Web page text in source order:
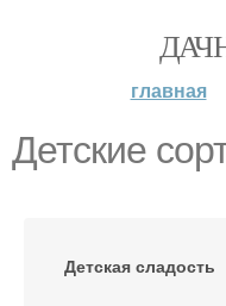
главная
Детские
Детская сладость